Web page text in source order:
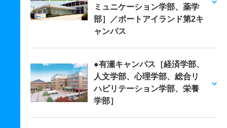
ミュニケーション学部、薬学
部］／ポートアイランド第2キ
ャンパス
●有瀬キャンパス［経済学部、
人文学部、心理学部、総合リ
ハビリテーション学部、栄養
学部］